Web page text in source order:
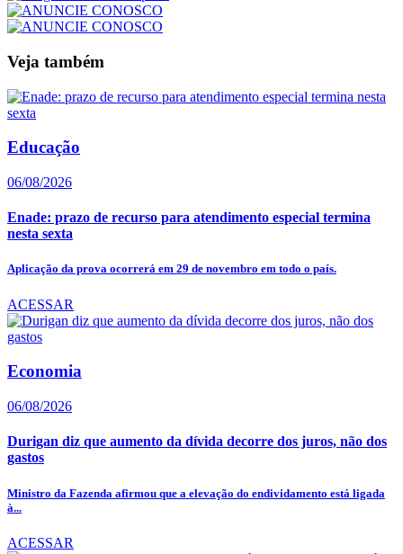
Veja também
Educação
06/08/2026
Enade: prazo de recurso para atendimento especial termina
nesta sexta
Aplicação da prova ocorrerá em 29 de novembro em todo o país.
ACESSAR
Economia
06/08/2026
Durigan diz que aumento da dívida decorre dos juros, não dos
gastos
Ministro da Fazenda afirmou que a elevação do endividamento está ligada
à...
ACESSAR